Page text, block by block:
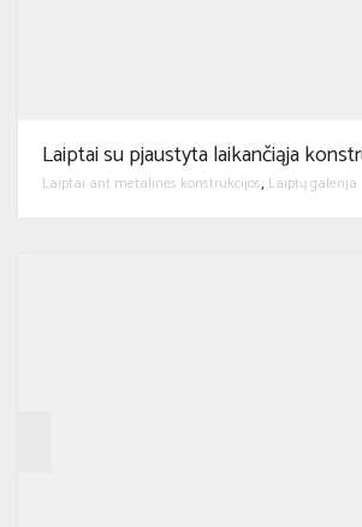
Laiptai su pjaustyta laikančiąja
Laiptai ant metalinės konstrukcijos Laiptų galerija